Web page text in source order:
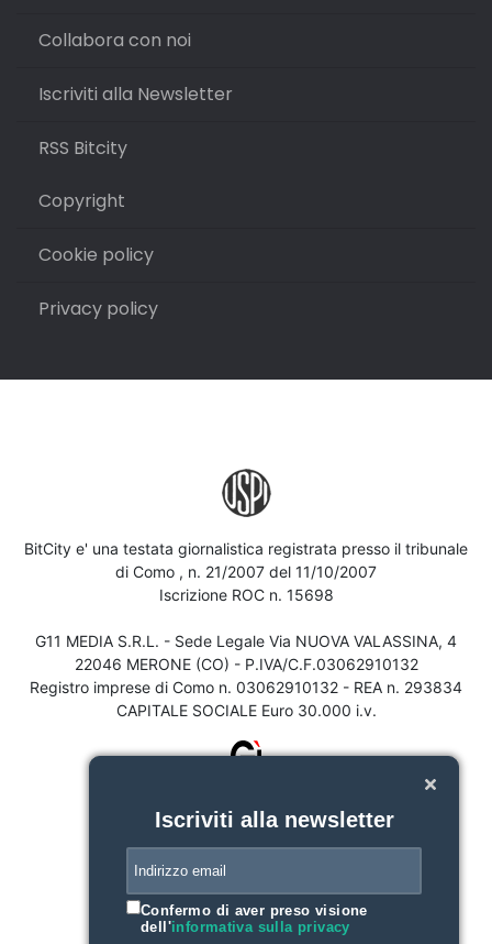
Collabora con noi
Iscriviti alla Newsletter
RSS Bitcity
Copyright
Cookie policy
Privacy policy
BitCity e' una testata giornalistica registrata presso il tribunale
di Como , n. 21/2007 del 11/10/2007
Iscrizione ROC n. 15698
G11 MEDIA S.R.L. - Sede Legale Via NUOVA VALASSINA, 4
22046 MERONE (CO) - P.IVA/C.F.03062910132
Registro imprese di Como n. 03062910132 - REA n. 293834
CAPITALE SOCIALE Euro 30.000 i.v.
Iscriviti alla newsletter
Confermo di aver preso visione
dell'informativa sulla privacy